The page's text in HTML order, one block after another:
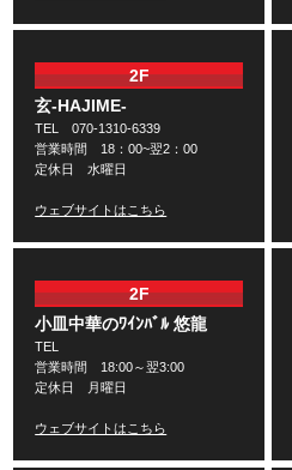
2F
玄-HAJIME-
TEL 070-1310-6339
営業時間 18：00~翌2：00
定休日 水曜日
ウェブサイトはこちら
2F
小皿中華のﾜｲﾝﾊﾞﾙ 悠龍
TEL
営業時間 18:00～翌3:00
定休日 月曜日
ウェブサイトはこちら